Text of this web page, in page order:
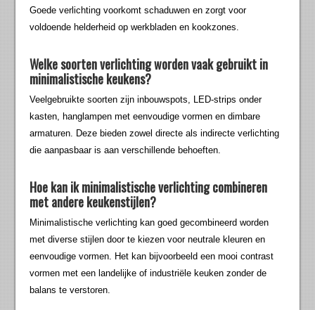
Goede verlichting voorkomt schaduwen en zorgt voor
voldoende helderheid op werkbladen en kookzones.
Welke soorten verlichting worden vaak gebruikt in
minimalistische keukens?
Veelgebruikte soorten zijn inbouwspots, LED-strips onder
kasten, hanglampen met eenvoudige vormen en dimbare
armaturen. Deze bieden zowel directe als indirecte verlichting
die aanpasbaar is aan verschillende behoeften.
Hoe kan ik minimalistische verlichting combineren
met andere keukenstijlen?
Minimalistische verlichting kan goed gecombineerd worden
met diverse stijlen door te kiezen voor neutrale kleuren en
eenvoudige vormen. Het kan bijvoorbeeld een mooi contrast
vormen met een landelijke of industriële keuken zonder de
balans te verstoren.